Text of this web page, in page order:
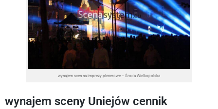
wynajem scen na imprezy plenerowe – Środa Wielkopolska
wynajem sceny Uniejów cennik